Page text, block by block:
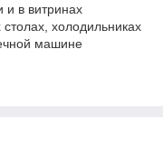
и в витринах
холодильниках
машине